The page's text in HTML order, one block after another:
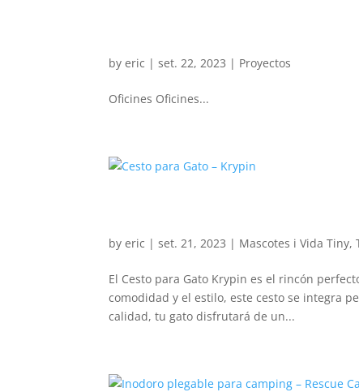
byeric |set. 22, 2023 | Proyectos
Oficines Oficines...
byeric |set. 21, 2023 | Mascotes i Vida Tiny,
El Cesto para Gato Krypin es el rincón
comodidad y el estilo, este cesto se integra
calidad, tu gato disfrutará de un...